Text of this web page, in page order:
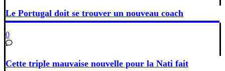
Le Portugal doit se trouver un nouveau coach
0
Cette triple mauvaise nouvelle pour la Nati fait